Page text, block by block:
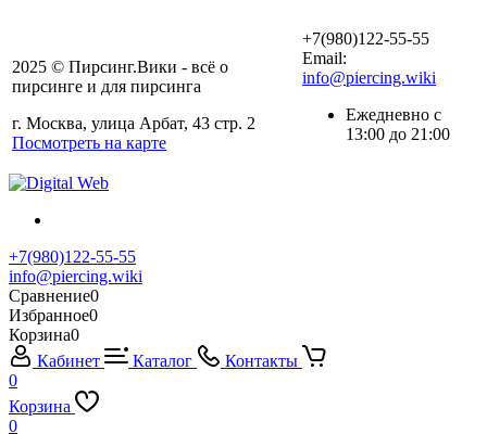
2025 © Пирсинг.Вики - всё о
пирсинге и для пирсинга
г. Москва, улица Арбат, 43 стр. 2
Посмотреть на карте
+7(980)122-55-55
Email:
info@piercing.wiki
Ежедневно с
13:00 до 21:00
+7(980)122-55-55
info@piercing.wiki
Сравнение0
Избранное0
Корзина0
Кабинет
Каталог
Контакты
0
Корзина
0